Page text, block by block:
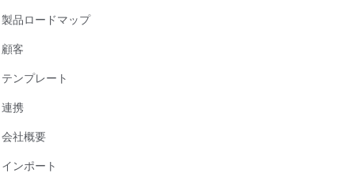
製品ロードマップ
顧客
テンプレート
連携
会社概要
インポート